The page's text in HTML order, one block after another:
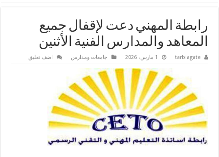
رابطة المهني دعت لإقفال جميع
المعاهد والمدارس الفنية الأثنين
tarbiagate 1 مارس، 2026 جامعات ومدارس اضف تعليق